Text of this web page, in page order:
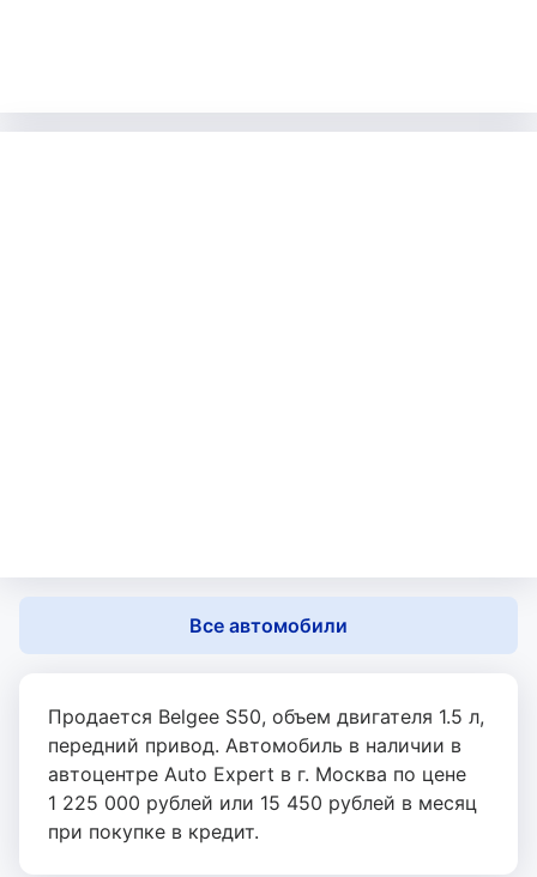
Все автомобили
Продается Belgee S50, объем двигателя 1.5 л,
передний привод. Автомобиль в наличии в
автоцентре Auto Expert в г. Москва по цене
1 225 000 рублей или 15 450 рублей в месяц
при покупке в кредит.